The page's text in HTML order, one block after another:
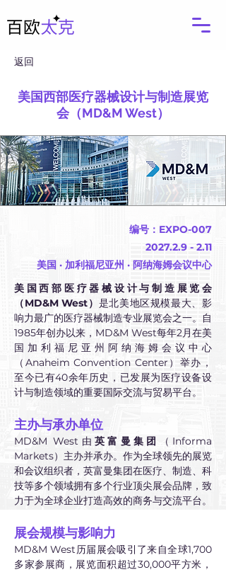
返回
美国西部医疗器械设计与制造展览
会（MD&M West）
编号：EXPO-007
2027.2.9 - 2.11
美国 · 加利福尼亚州 · 阿纳海姆会议中心
美国西部医疗器械设计与制造展览会
（MD&M West） 是北美地区规模最大、影
响力最广的医疗器械制造专业展览会之一。自
1985年创办以来，MD&M West每年2月在美
国加利福尼亚州阿纳海姆会议中心
（Anaheim Convention Center）举办，
至今已有40余年历史，已发展为医疗设备设
计与制造领域的重要国际交流与贸易平台。
主办与承办单位
MD&M West由 英富曼集团
（Informa
Markets）主办并承办。作为全球领先的展览
和会议组织者，英富曼集团在医疗、制造、科
技等多个领域拥有多个行业顶尖展会品牌，致
力于为全球企业打造高效的商务与交流平台。
展会规模与影响力
MD&M West历届展会吸引了来自全球1,700
多家参展商，展览面积超过30,000平方米，